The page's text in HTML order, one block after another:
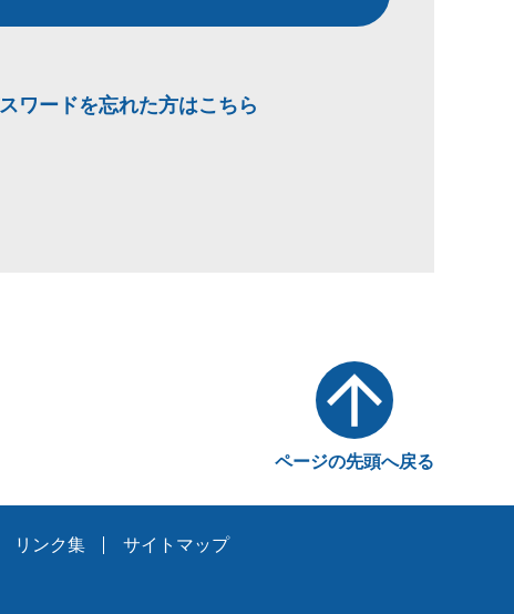
ワードを忘れた方はこちら
ページの先頭へ戻る
リンク集 サイトマップ